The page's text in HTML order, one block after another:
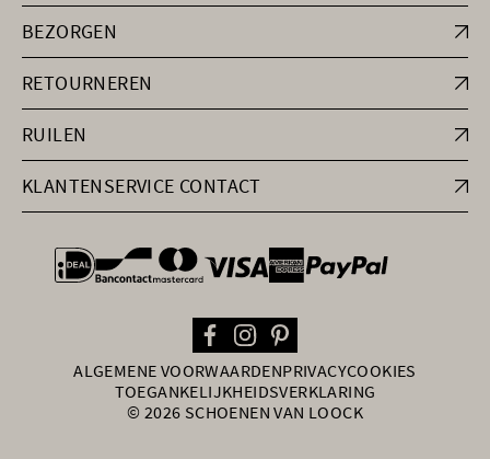
BEZORGEN
RETOURNEREN
RUILEN
KLANTENSERVICE CONTACT
general.paymentOptions
ALGEMENE VOORWAARDENPRIVACYCOOKIES
TOEGANKELIJKHEIDSVERKLARING
© 2026 SCHOENEN VAN LOOCK